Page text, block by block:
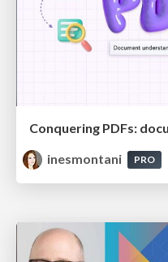
inesmontani
PRO